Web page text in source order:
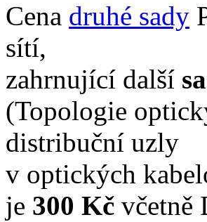
Cena druhé sady
sítí,
zahrnující další
(Topologie
distribuční uzly
v optických
je 300 Kč včetně